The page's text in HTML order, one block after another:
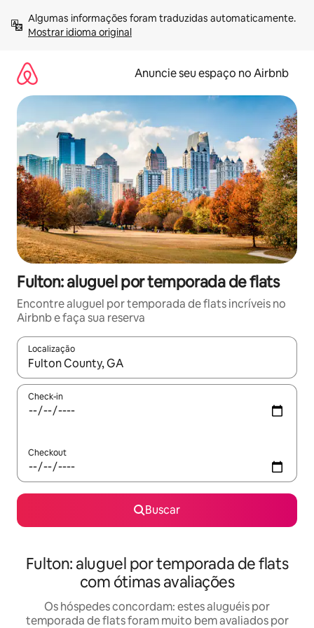
para
Mostrar idioma original
Anuncie seu espaço no Airbnb
Fulton: aluguel por temporada de flats
Encontre aluguel por temporada de flats incríveis no
Airbnb e faça sua reserva
Localização
Quando os resultados estiverem disponíveis, explore-os
Check-in
Checkout
Buscar
Fulton: aluguel por temporada de flats
com ótimas avaliações
Os hóspedes concordam: estes aluguéis por
temporada de flats foram muito bem avaliados por